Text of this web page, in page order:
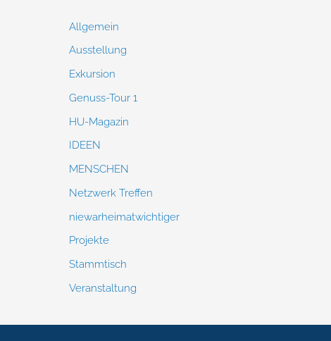
Allgemein
Ausstellung
Exkursion
Genuss-Tour 1
HU-Magazin
IDEEN
MENSCHEN
Netzwerk Treffen
niewarheimatwichtiger
Projekte
Stammtisch
Veranstaltung